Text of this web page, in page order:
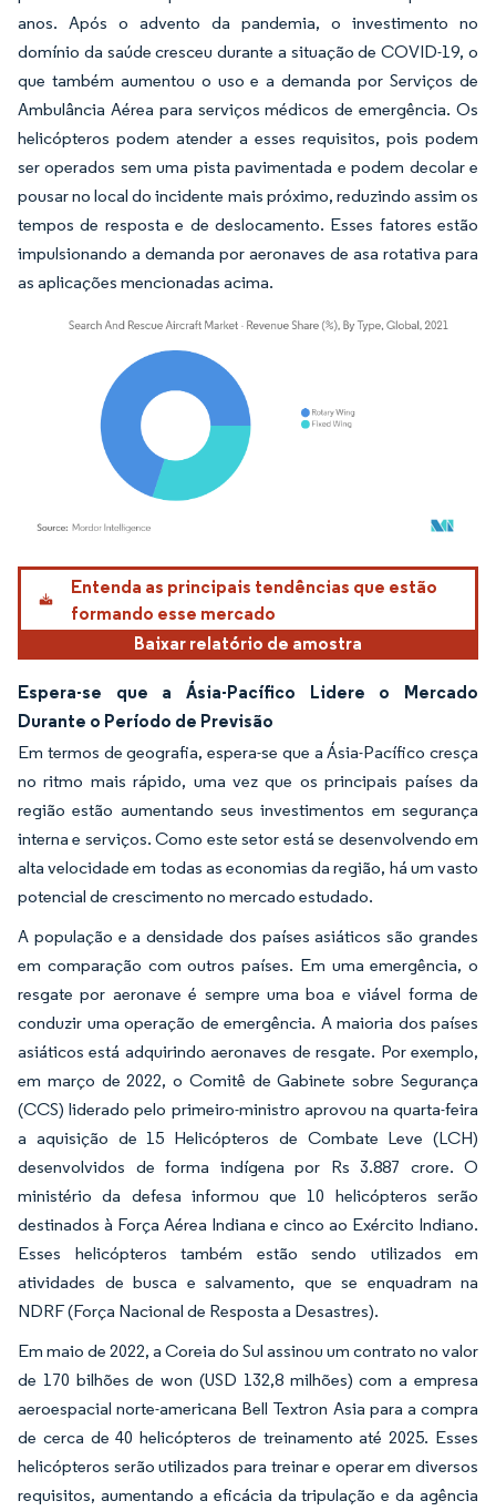
anos. Após o advento da pandemia, o investimento no
domínio da saúde cresceu durante a situação de COVID-19, o
que também aumentou o uso e a demanda por Serviços de
Ambulância Aérea para serviços médicos de emergência. Os
helicópteros podem atender a esses requisitos, pois podem
ser operados sem uma pista pavimentada e podem decolar e
pousar no local do incidente mais próximo, reduzindo assim os
tempos de resposta e de deslocamento. Esses fatores estão
impulsionando a demanda por aeronaves de asa rotativa para
as aplicações mencionadas acima.
Imagem © Mordor Intelligence. O reuso requer atribuição conforme CC BY 4.0.
Entenda as principais tendências que estão
formando esse mercado
Baixar relatório de amostra
Espera-se que a Ásia-Pacífico Lidere o Mercado
Durante o Período de Previsão
Em termos de geografia, espera-se que a Ásia-Pacífico cresça
no ritmo mais rápido, uma vez que os principais países da
região estão aumentando seus investimentos em segurança
interna e serviços. Como este setor está se desenvolvendo em
alta velocidade em todas as economias da região, há um vasto
potencial de crescimento no mercado estudado.
A população e a densidade dos países asiáticos são grandes
em comparação com outros países. Em uma emergência, o
resgate por aeronave é sempre uma boa e viável forma de
conduzir uma operação de emergência. A maioria dos países
asiáticos está adquirindo aeronaves de resgate. Por exemplo,
em março de 2022, o Comitê de Gabinete sobre Segurança
(CCS) liderado pelo primeiro-ministro aprovou na quarta-feira
a aquisição de 15 Helicópteros de Combate Leve (LCH)
desenvolvidos de forma indígena por Rs 3.887 crore. O
ministério da defesa informou que 10 helicópteros serão
destinados à Força Aérea Indiana e cinco ao Exército Indiano.
Esses helicópteros também estão sendo utilizados em
atividades de busca e salvamento, que se enquadram na
NDRF (Força Nacional de Resposta a Desastres).
Em maio de 2022, a Coreia do Sul assinou um contrato no valor
de 170 bilhões de won (USD 132,8 milhões) com a empresa
aeroespacial norte-americana Bell Textron Asia para a compra
de cerca de 40 helicópteros de treinamento até 2025. Esses
helicópteros serão utilizados para treinar e operar em diversos
requisitos, aumentando a eficácia da tripulação e da agência